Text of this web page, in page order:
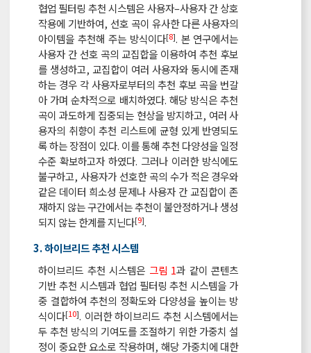
협업 필터링 추천 시스템은 사용자–사용자 간 상호
작용에 기반하여, 선호 곡이 유사한 다른 사용자의
아이템을 추천해 주는 방식이다[8]. 본 연구에서는
사용자 간 선호 곡의 교집합을 이용하여 추천 후보
를 생성하고, 교집합이 여러 사용자와 동시에 존재
하는 경우 각 사용자로부터의 추천 후보 곡을 번갈
아 가며 순차적으로 배치하였다. 해당 방식은 추천
곡이 과도하게 집중되는 현상을 방지하고, 여러 사
용자의 취향이 추천 리스트에 균형 있게 반영되도
록 하는 장점이 있다. 이를 통해 추천 다양성을 일정
수준 확보하고자 하였다. 그러나 이러한 방식에도
불구하고, 사용자가 선호한 곡의 수가 적은 경우와
같은 데이터 희소성 문제나 사용자 간 교집합이 존
재하지 않는 구간에서는 추천이 불안정하거나 생성
되지 않는 한계를 지닌다[9].
3. 하이브리드 추천 시스템
하이브리드 추천 시스템은 그림 1과 같이 콘텐츠
기반 추천 시스템과 협업 필터링 추천 시스템을 가
중 결합하여 추천의 정확도와 다양성을 높이는 방
식이다[10]. 이러한 하이브리드 추천 시스템에서는
두 추천 방식의 기여도를 조절하기 위한 가중치 설
정이 중요한 요소로 작용하며, 해당 가중치에 대한